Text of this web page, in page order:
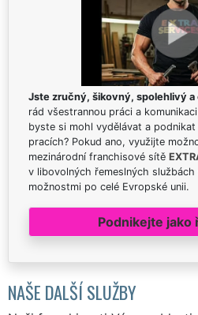
Jste zručný, šikovný, spolehlivý
rád všestrannou práci a
byste si mohl vydělávat a
pracích? Pokud ano, využijte
mezinárodní franchisové sítě
v libovolných řemeslných službách
možnostmi po celé Evropské unii.
Podnikejte jako
NAŠE DALŠÍ SLUŽBY